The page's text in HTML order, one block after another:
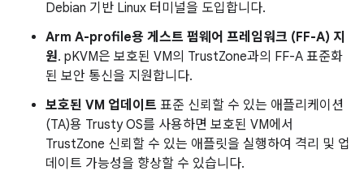
Debian 기반 Linux 터미널을 도입합니다.
Arm A-profile용 게스트 펌웨어 프레임워크 (FF-A) 지
원. pKVM은 보호된 VM의 TrustZone과의 FF-A 표준화
된 보안 통신을 지원합니다.
보호된 VM 업데이트 표준 신뢰할 수 있는 애플리케이션
(TA)용 Trusty OS를 사용하면 보호된 VM에서
TrustZone 신뢰할 수 있는 애플릿을 실행하여 격리 및 업
데이트 가능성을 향상할 수 있습니다.